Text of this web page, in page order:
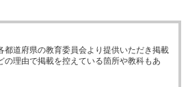
都道府県の教育委員会より提供いただき掲載
の理由で掲載を控えている箇所や教科もあ